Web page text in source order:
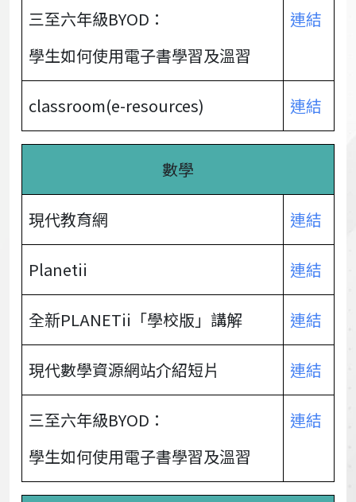
三至六年級BYOD：
學生如何使用電子書學習及溫習
連結
classroom(e-resources) 連結
數學
現代教育網 連結
Planetii 連結
全新PLANETii「學校版」講解 連結
現代數學資源網站介紹短片 連結
三至六年級BYOD：
學生如何使用電子書學習及溫習
連結